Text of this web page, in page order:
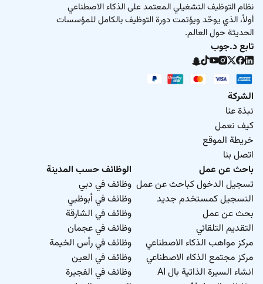
نظام التوظيف التشغيلي المعتمد على الذكاء الاصطناعي
أولاً، الذي يوحّد ويؤتمت دورة التوظيف بالكامل للمؤسسات
الحديثة حول العالم.
تابع د.جوب
الشركة
نبذة عنا
كيف نعمل
خريطة الموقع
اتصل بنا
باحث عن عمل
تسجيل الدخول كباحث عن عمل
التسجيل كمستخدم جديد
بحث عن عمل
التقديم التلقائي
مركز مواهب الذكاء الاصطناعي
مركز مجتمع الذكاء الاصطناعي
انشاء السيرة الذاتية بال AI
الوظائف حسب المدينة
وظائف في دبي
وظائف في أبوظبي
وظائف في الشارقة
وظائف في عجمان
وظائف في رأس الخيمة
وظائف في العين
وظائف في الفجيرة